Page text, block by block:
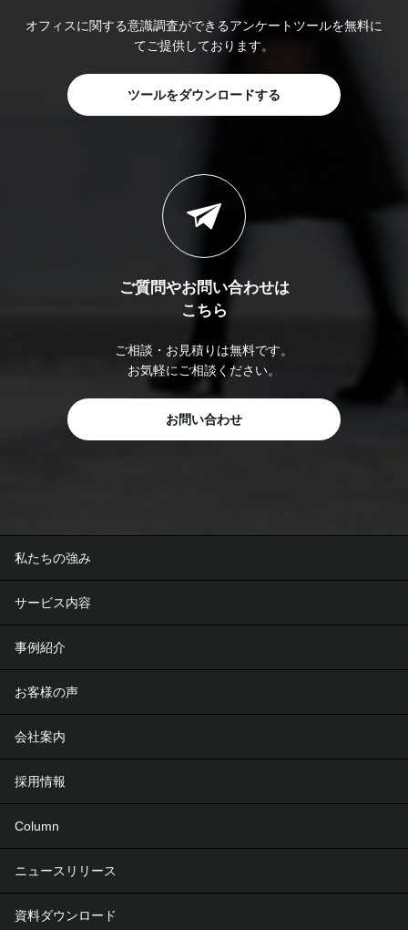
オフィスに関する意識調査ができるアンケートツールを無料に
てご提供しております。
ツールをダウンロードする
ご質問やお問い合わせは
こちら
ご相談・お見積りは無料です。
お気軽にご相談ください。
お問い合わせ
私たちの強み
サービス内容
事例紹介
お客様の声
会社案内
採用情報
Column
ニュースリリース
資料ダウンロード